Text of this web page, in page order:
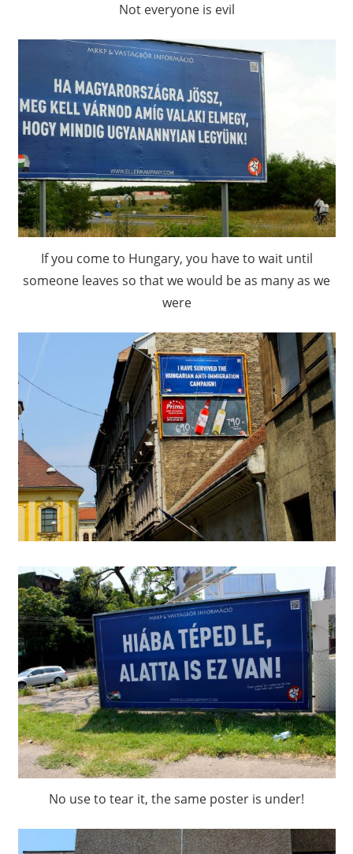
Not everyone is evil
If you come to Hungary, you have to wait until
someone leaves so that we would be as many as we
were
No use to tear it, the same poster is under!